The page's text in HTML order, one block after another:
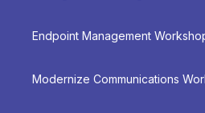
Endpoint Management
Modernize Communications